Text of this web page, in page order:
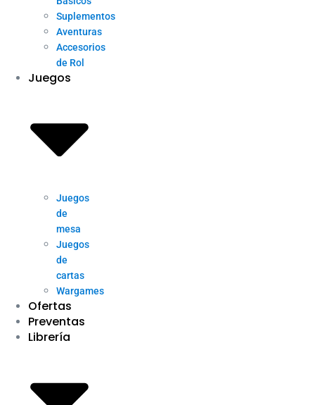
Suplementos
Aventuras
Accesorios
de Rol
Juegos
Juegos
de
mesa
Juegos
de
cartas
Wargames
Ofertas
Preventas
Librería